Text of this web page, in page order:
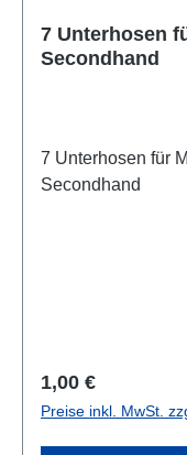
7 Unterhosen
Secondhand
7 Unterhosen für
Secondhand
Regulärer Preis:
1,00 €
Preise inkl. MwSt.